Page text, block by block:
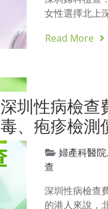
女性選擇北
Read More
深圳性病檢查
毒、疱疹檢測
婦產科醫院
查
深圳性病檢查
的港人來說